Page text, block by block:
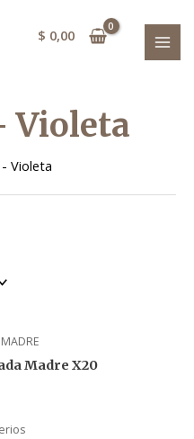
$ 0,00
Violeta
Violeta
Madre X20